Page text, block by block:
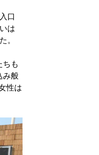
口
は
。
ちも
み般
性は